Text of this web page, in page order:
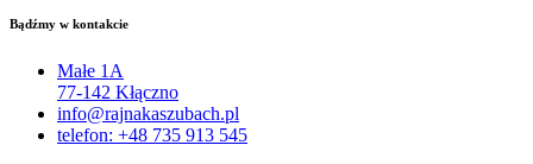
Bądźmy w kontakcie
Małe 1A
77-142 Kłączno
info@rajnakaszubach.pl
telefon: +48 735 913 545